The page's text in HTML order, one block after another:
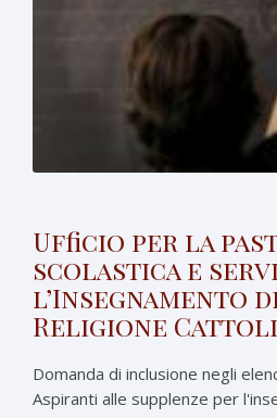
Ufficio per la
scolastica e
l’Insegnamento
Religione
Domanda di inclusione negli
Aspiranti alle supplenze per